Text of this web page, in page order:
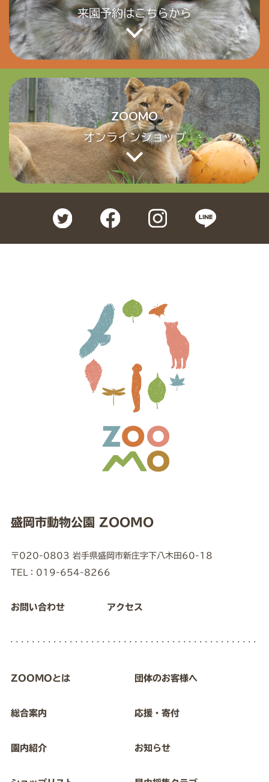
来園予約はこちらから
ZOOMO
オンラインショップ
盛岡市動物公園 ZOOMO
〒020-0803 岩手県盛岡市新庄字下八木田60-18
TEL：019-654-8266
お問い合わせ アクセス
ZOOMOとは
総合案内
園内紹介
団体のお客様へ
応援・寄付
お知らせ